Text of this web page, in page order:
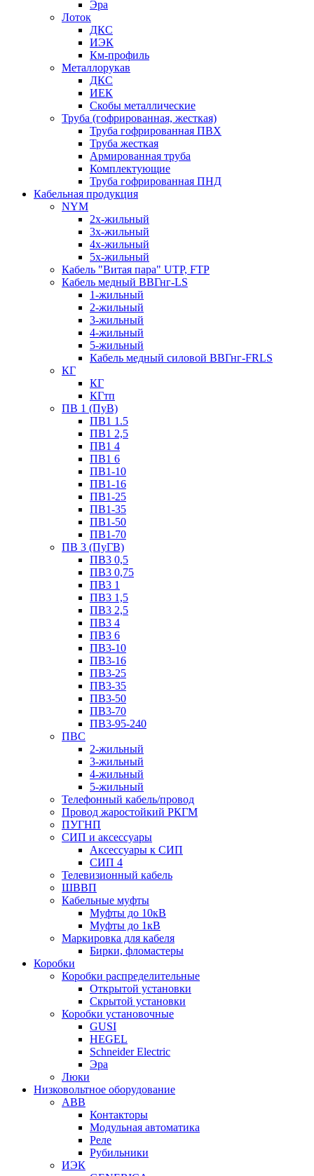
Эра
Лоток
ДКС
ИЭК
Км-профиль
Металлорукав
ДКС
ИЕК
Скобы металлические
Труба (гофрированная, жесткая)
Труба гофрированная ПВХ
Труба жесткая
Армированная труба
Комплектующие
Труба гофрированная ПНД
Кабельная продукция
NYM
2х-жильный
3х-жильный
4х-жильный
5х-жильный
Кабель "Витая пара" UTP, FTP
Кабель медный ВВГнг-LS
1-жильный
2-жильный
3-жильный
4-жильный
5-жильный
Кабель медный силовой ВВГнг-FRLS
КГ
КГ
КГтп
ПВ 1 (ПуВ)
ПВ1 1.5
ПВ1 2,5
ПВ1 4
ПВ1 6
ПВ1-10
ПВ1-16
ПВ1-25
ПВ1-35
ПВ1-50
ПВ1-70
ПВ 3 (ПуГВ)
ПВ3 0,5
ПВ3 0,75
ПВ3 1
ПВ3 1,5
ПВ3 2,5
ПВ3 4
ПВ3 6
ПВ3-10
ПВ3-16
ПВ3-25
ПВ3-35
ПВ3-50
ПВ3-70
ПВ3-95-240
ПВС
2-жильный
3-жильный
4-жильный
5-жильный
Телефонный кабель/провод
Провод жаростойкий РКГМ
ПУГНП
СИП и аксессуары
Аксессуары к СИП
СИП 4
Телевизионный кабель
ШВВП
Кабельные муфты
Муфты до 10кВ
Муфты до 1кВ
Маркировка для кабеля
Бирки, фломастеры
Коробки
Коробки распределительные
Открытой установки
Скрытой установки
Коробки установочные
GUSI
HEGEL
Schneider Electric
Эра
Люки
Низковольтное оборудование
ABB
Контакторы
Модульная автоматика
Реле
Рубильники
ИЭК